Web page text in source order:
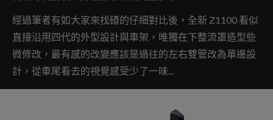
經過筆者有如大家來找碴的仔細對比後，全新 Z1100 看似
直接沿用四代的外型設計與車架，唯獨在下整流罩造型些
微修改，最有感的改變應該是過往的左右雙管改為單邊設
計，從車尾看去的視覺感受少了一味...